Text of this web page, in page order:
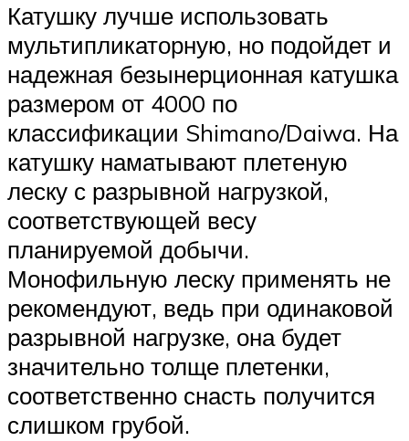
Катушку лучше использовать
мультипликаторную, но подойдет и
надежная безынерционная катушка
размером от 4000 по
классификации Shimano/Daiwa. На
катушку наматывают плетеную
леску с разрывной нагрузкой,
соответствующей весу
планируемой добычи.
Монофильную леску применять не
рекомендуют, ведь при одинаковой
разрывной нагрузке, она будет
значительно толще плетенки,
соответственно снасть получится
слишком грубой.